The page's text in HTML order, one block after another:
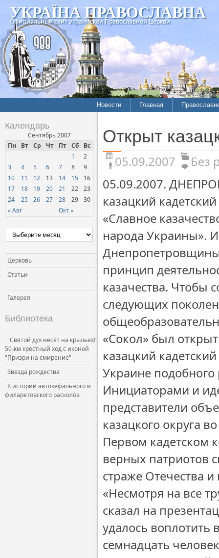
УКРАЇНА ПРАВОСЛАВНА
Официальный сайт Украинской Православной Церкви
Новости Главная
Календарь
Сентябрь 2007
Пн
Вт Ср Чт Пт Сб Вс
« Авг Окт »
1
2
3
4 5 6 7 8
9
10
11 12 13 14 15
16
17
18 19 20 21 22
23
24
25 26 27 28 29 30
Церковь
Статьи
Галерея
Библиотека
"Святой дух несёт на крыльях!"
50-км крестный ход с иконой
"Призри на смирение"
Звезда рождества
К истории автокефального и
филаретовского расколов
Открыт
05.09.2007
Без
05.09.2007.
казацкий
«Славное
народа Украины».
принцип
казачества. Чтобы
следующих
«Сокол» был
казацкий
Украине подобного
Инициаторами и
представители
казацкого округа
Первом кадетском
верных патриотов
страже Отечества
«Несмотря на все
сказал на
удалось воплотить
семнадцать